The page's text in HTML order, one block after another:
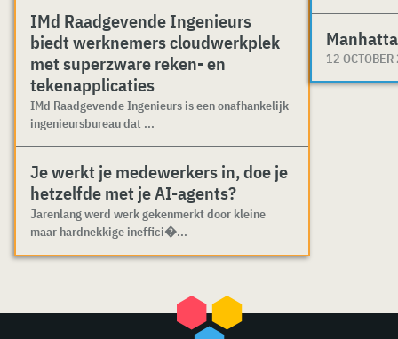
IMd Raadgevende Ingenieurs
biedt werknemers cloudwerkplek
met superzware reken- en
tekenapplicaties
IMd Raadgevende Ingenieurs is een onafhankelijk
ingenieursbureau dat ...
Je werkt je medewerkers in, doe je
hetzelfde met je AI-agents?
Jarenlang werd werk gekenmerkt door kleine
maar hardnekkige ineffici�...
12